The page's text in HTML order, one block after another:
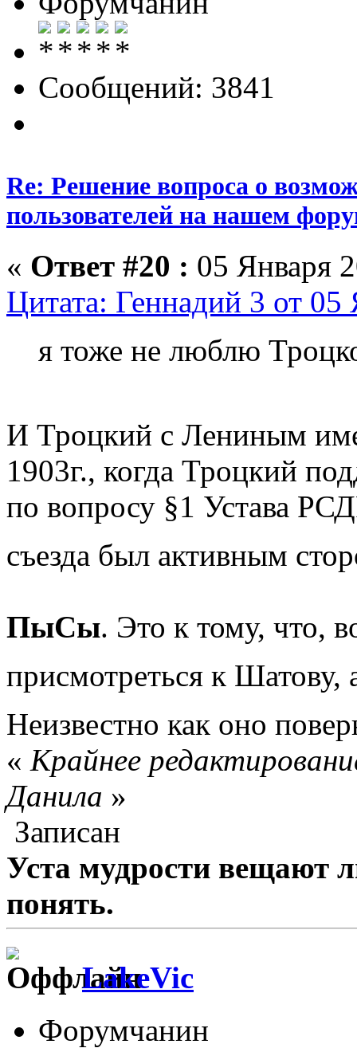
Сообщений: 3841
Re: Решение вопроса о
пользователей на нашем
« Ответ #20 : 05 Января
Цитата: Геннадий 3 от
я тоже не люблю
И Троцкий с Лениным
1903г., когда Троцкий
по вопросу §1 Устава
съезда был активным
ПыСы. Это к тому, что,
присмотреться к Шатову,
Неизвестно как оно
« Крайнее
Данила »
Записан
Уста мудрости вещают
понять.
LakeVic
Форумчанин